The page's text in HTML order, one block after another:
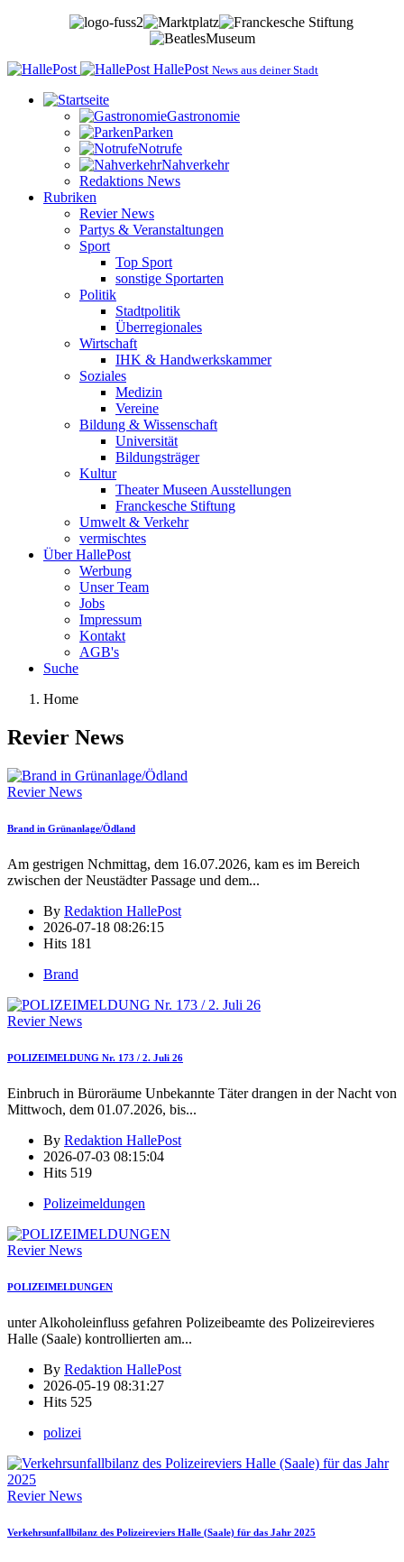
HallePost News aus deiner Stadt
Gastronomie
Parken
Notrufe
Nahverkehr
Redaktions News
Rubriken
Revier News
Partys & Veranstaltungen
Sport
Top Sport
sonstige Sportarten
Politik
Stadtpolitik
Überregionales
Wirtschaft
IHK & Handwerkskammer
Soziales
Medizin
Vereine
Bildung & Wissenschaft
Universität
Bildungsträger
Kultur
Theater Museen Ausstellungen
Franckesche Stiftung
Umwelt & Verkehr
vermischtes
Über HallePost
Werbung
Unser Team
Jobs
Impressum
Kontakt
AGB's
Suche
Home
Revier News
Revier News
Brand in Grünanlage/Ödland
Am gestrigen Nchmittag, dem 16.07.2026, kam es im Bereich
zwischen der Neustädter Passage und dem...
By Redaktion HallePost
2026-07-18 08:26:15
Hits 181
Brand
Revier News
POLIZEIMELDUNG Nr. 173 / 2. Juli 26
Einbruch in Büroräume Unbekannte Täter drangen in der Nacht von
Mittwoch, dem 01.07.2026, bis...
By Redaktion HallePost
2026-07-03 08:15:04
Hits 519
Polizeimeldungen
Revier News
POLIZEIMELDUNGEN
unter Alkoholeinfluss gefahren Polizeibeamte des Polizeirevieres
Halle (Saale) kontrollierten am...
By Redaktion HallePost
2026-05-19 08:31:27
Hits 525
polizei
Revier News
Verkehrsunfallbilanz des Polizeireviers Halle (Saale) für das Jahr 2025